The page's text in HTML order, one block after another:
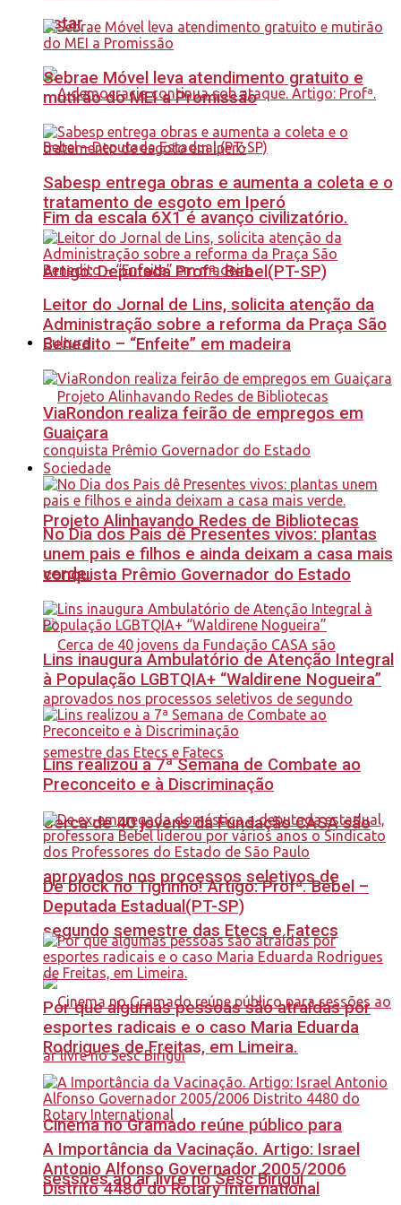
estar
Fim da escala 6X1 é avanço civilizatório.
Artigo: Deputada Profª. Bebel(PT-SP)
Cultura
Projeto Alinhavando Redes de Bibliotecas
conquista Prêmio Governador do Estado
Cerca de 40 jovens da Fundação CASA são
aprovados nos processos seletivos de
segundo semestre das Etecs e Fatecs
Cinema no Gramado reúne público para
sessões ao ar livre no Sesc Birigui
Sebrae Móvel leva atendimento gratuito e
mutirão do MEI a Promissão
Sabesp entrega obras e aumenta a coleta e o
tratamento de esgoto em Iperó
Leitor do Jornal de Lins, solicita atenção da
Administração sobre a reforma da Praça São
Benedito – “Enfeite” em madeira
ViaRondon realiza feirão de empregos em
Guaiçara
Sociedade
No Dia dos Pais dê Presentes vivos: plantas
unem pais e filhos e ainda deixam a casa mais
verde.
Lins inaugura Ambulatório de Atenção Integral
à População LGBTQIA+ “Waldirene Nogueira”
Lins realizou a 7ª Semana de Combate ao
Preconceito e à Discriminação
Dê block no Tigrinho! Artigo: Profª. Bebel –
Deputada Estadual(PT-SP)
Por que algumas pessoas são atraídas por
esportes radicais e o caso Maria Eduarda
Rodrigues de Freitas, em Limeira.
A Importância da Vacinação. Artigo: Israel
Antonio Alfonso Governador 2005/2006
Distrito 4480 do Rotary International